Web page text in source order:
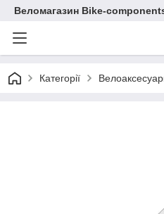
Веломагазин Bike-
Категорії